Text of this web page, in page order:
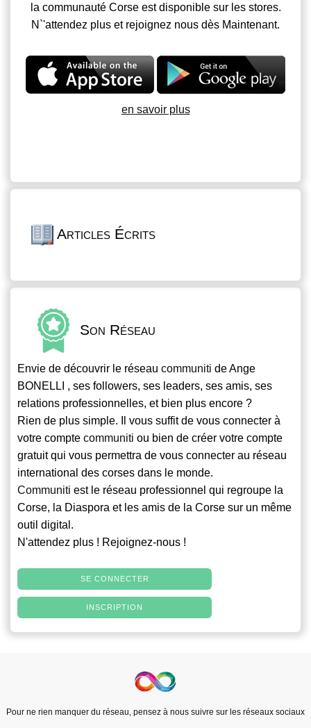
la communauté Corse est disponible sur les stores.
N`'attendez plus et rejoignez nous dès Maintenant.
en savoir plus
Articles Écrits
Son Réseau
Envie de découvrir le réseau communiti de Ange
BONELLI , ses followers, ses leaders, ses amis, ses
relations professionnelles, et bien plus encore ?
Rien de plus simple. Il vous suffit de vous connecter à
votre compte communiti ou bien de créer votre compte
gratuit qui vous permettra de vous connecter au réseau
international des corses dans le monde.
Communiti est le réseau professionnel qui regroupe la
Corse, la Diaspora et les amis de la Corse sur un même
outil digital.
N'attendez plus ! Rejoignez-nous !
SE CONNECTER
INSCRIPTION
Pour ne rien manquer du réseau, pensez à nous suivre sur les réseaux sociaux